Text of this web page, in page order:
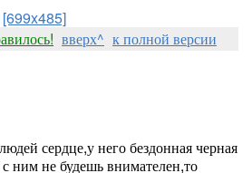
[699x485]
вверх^ к полной версии
сердце,у него бездонная черная
ним не будешь внимателен,то